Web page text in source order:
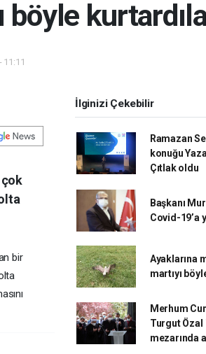
böyle
11:11
çok
bir
İlginizi Çekebilir
Ramazan
konuğu
Çıtlak oldu
Başkanı
Covid-19’a
Ayaklarına
martıyı
Merhum
Turgut Özal
mezarında